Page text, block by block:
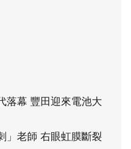
落幕 豐田迎來電池大
」老師 右眼虹膜斷裂